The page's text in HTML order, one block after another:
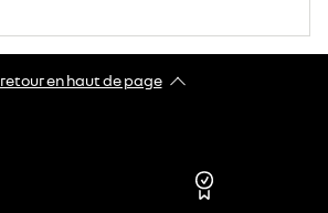
retour en haut de page​